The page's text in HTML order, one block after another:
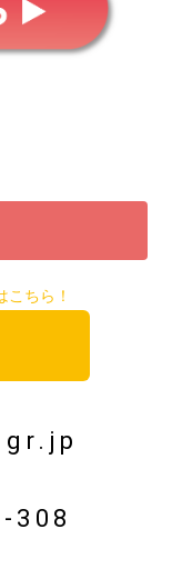
こちら！
308